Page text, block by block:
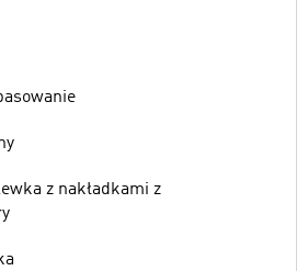
z nakładkami z